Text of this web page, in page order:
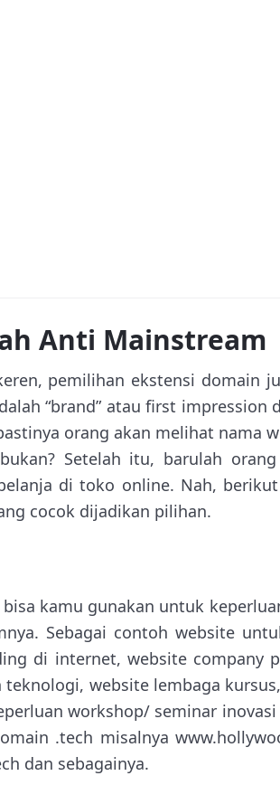
Anti Mainstream
pemilihan ekstensi domain
“brand” atau first impression
orang akan melihat nama
Setelah itu, barulah
di toko online. Nah,
cocok dijadikan pilihan.
kamu gunakan untuk
Sebagai contoh website
di internet, website company
website lembaga
workshop/ seminar
.tech misalnya
dan sebagainya.